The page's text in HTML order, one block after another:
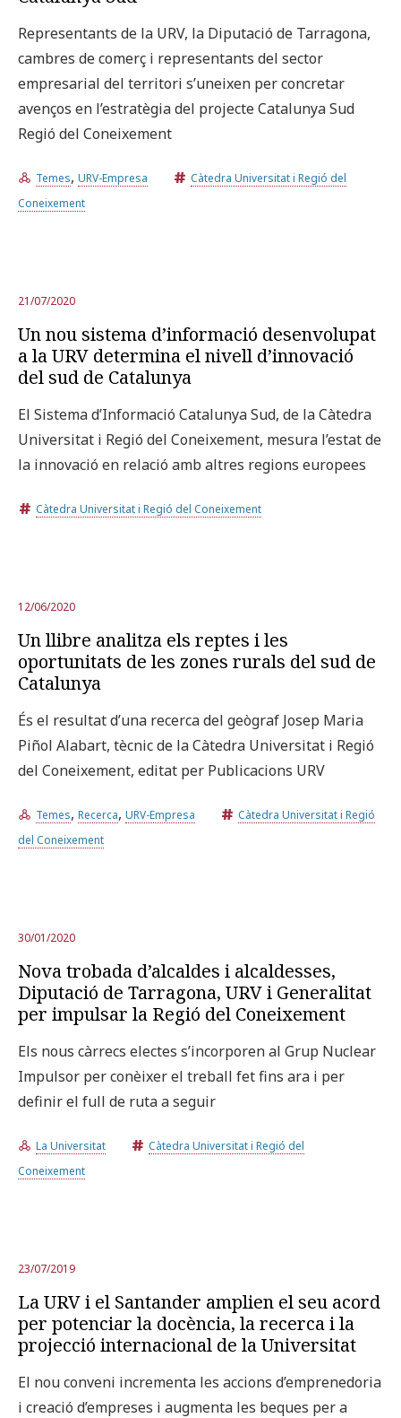
Representants de la URV, la Diputació de Tarragona,
cambres de comerç i representants del sector
empresarial del territori s’uneixen per concretar
avenços en l’estratègia del projecte Catalunya Sud
Regió del Coneixement
Temes, URV-Empresa
Càtedra Universitat i Regió del
Coneixement
21/07/2020
Un nou sistema d’informació desenvolupat
a la URV determina el nivell d’innovació
del sud de Catalunya
El Sistema d’Informació Catalunya Sud, de la Càtedra
Universitat i Regió del Coneixement, mesura l’estat de
la innovació en relació amb altres regions europees
Càtedra Universitat i Regió del Coneixement
12/06/2020
Un llibre analitza els reptes i les
oportunitats de les zones rurals del sud de
Catalunya
És el resultat d’una recerca del geògraf Josep Maria
Piñol Alabart, tècnic de la Càtedra Universitat i Regió
del Coneixement, editat per Publicacions URV
Temes, Recerca, URV-Empresa
Càtedra Universitat i Regió
del Coneixement
30/01/2020
Nova trobada d’alcaldes i alcaldesses,
Diputació de Tarragona, URV i Generalitat
per impulsar la Regió del Coneixement
Els nous càrrecs electes s’incorporen al Grup Nuclear
Impulsor per conèixer el treball fet fins ara i per
definir el full de ruta a seguir
La Universitat
Càtedra Universitat i Regió del
Coneixement
23/07/2019
La URV i el Santander amplien el seu acord
per potenciar la docència, la recerca i la
projecció internacional de la Universitat
El nou conveni incrementa les accions d’emprenedoria
i creació d’empreses i augmenta les beques per a